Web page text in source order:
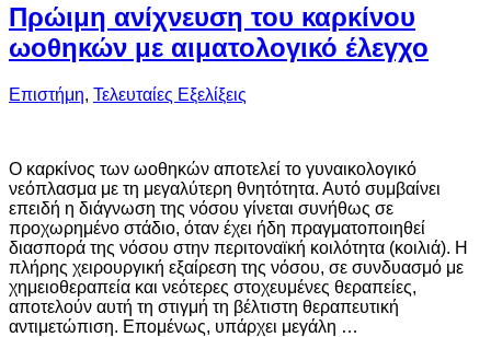
Πρώιμη ανίχνευση του καρκίνου
ωοθηκών με αιματολογικό έλεγχο
Επιστήμη, Τελευταίες Εξελίξεις
Ο καρκίνος των ωοθηκών αποτελεί το γυναικολογικό
νεόπλασμα με τη μεγαλύτερη θνητότητα. Αυτό συμβαίνει
επειδή η διάγνωση της νόσου γίνεται συνήθως σε
προχωρημένο στάδιο, όταν έχει ήδη πραγματοποιηθεί
διασπορά της νόσου στην περιτοναϊκή κοιλότητα (κοιλιά). Η
πλήρης χειρουργική εξαίρεση της νόσου, σε συνδυασμό με
χημειοθεραπεία και νεότερες στοχευμένες θεραπείες,
αποτελούν αυτή τη στιγμή τη βέλτιστη θεραπευτική
αντιμετώπιση. Επομένως, υπάρχει μεγάλη …